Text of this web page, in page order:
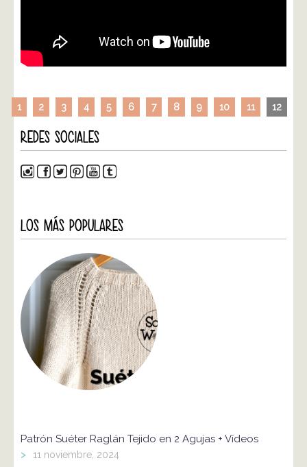
1 2 3 4 5 6 7 8 9 10 11 12
REDES SOCIALES
LOS MÁS POPULARES
Patrón Suéter Raglán Tejido en 2 Agujas + Vídeos
> 11 noviembre, 2024